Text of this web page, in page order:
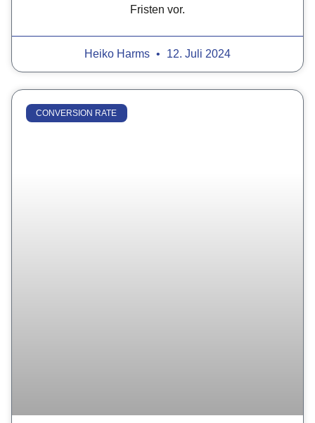
Fristen vor.
Heiko Harms 12. Juli 2024
CONVERSION RATE